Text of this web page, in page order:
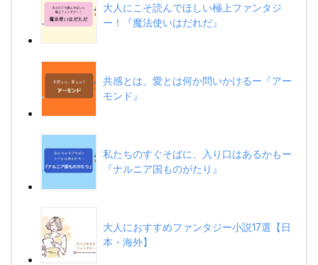
大人にこそ読んでほしい極上ファンタジ
ー！『魔法使いはだれだ』
共感とは、愛とは何か問いかけるー『アー
モンド』
私たちのすぐそばに、入り口はあるかもー
『ナルニア国ものがたり』
大人におすすめファンタジー小説17選【日
本・海外】